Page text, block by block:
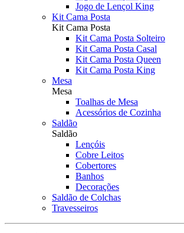
Jogo de Lençol King
Kit Cama Posta
Kit Cama Posta
Kit Cama Posta Solteiro
Kit Cama Posta Casal
Kit Cama Posta Queen
Kit Cama Posta King
Mesa
Mesa
Toalhas de Mesa
Acessórios de Cozinha
Saldão
Saldão
Lençóis
Cobre Leitos
Cobertores
Banhos
Decorações
Saldão de Colchas
Travesseiros